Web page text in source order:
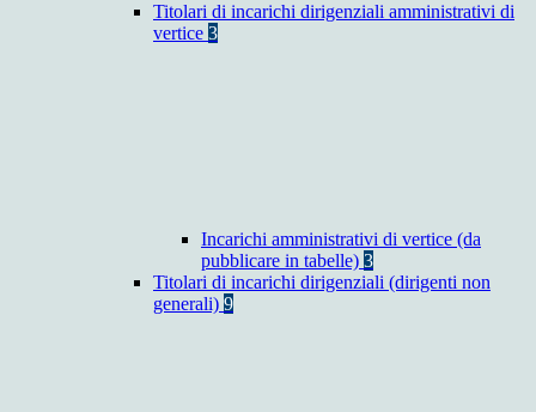
Titolari di incarichi dirigenziali amministrativi di
vertice 3
Incarichi amministrativi di vertice (da
pubblicare in tabelle) 3
Titolari di incarichi dirigenziali (dirigenti non
generali) 9